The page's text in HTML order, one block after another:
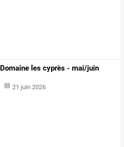
Domaine les cyprès - mai/juin
21 juin 2026